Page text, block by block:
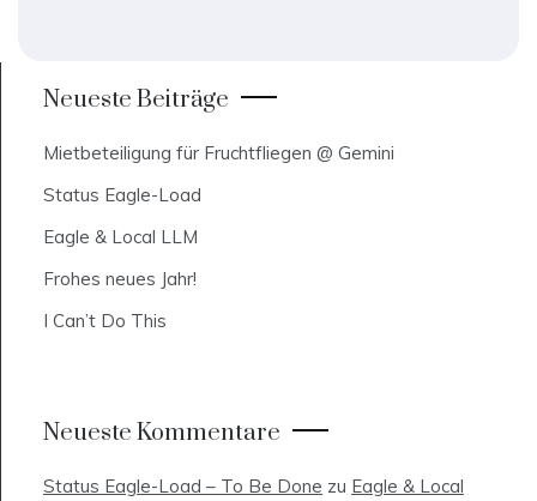
Neueste Beiträge
Mietbeteiligung für Fruchtfliegen @ Gemini
Status Eagle-Load
Eagle & Local LLM
Frohes neues Jahr!
I Can’t Do This
Neueste Kommentare
Status Eagle-Load – To Be Done zu Eagle & Local